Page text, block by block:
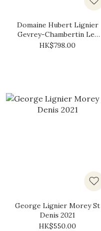
Domaine Hubert Lignier
Gevrey-Chambertin Les
Seuvrees 2019
HK$798.00
George Lignier Morey St
Denis 2021
HK$550.00